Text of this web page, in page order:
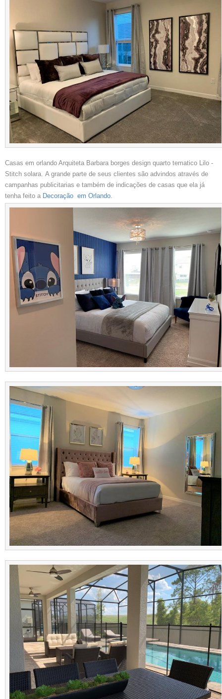
Casas em orlando Arquiteta Barbara borges design quarto tematico Lilo -
Stitch solara. A grande parte de seus clientes são advindos através de
campanhas publicitarias e também de indicações de casas que ela já
tenha feito a Decoração em Orlando.